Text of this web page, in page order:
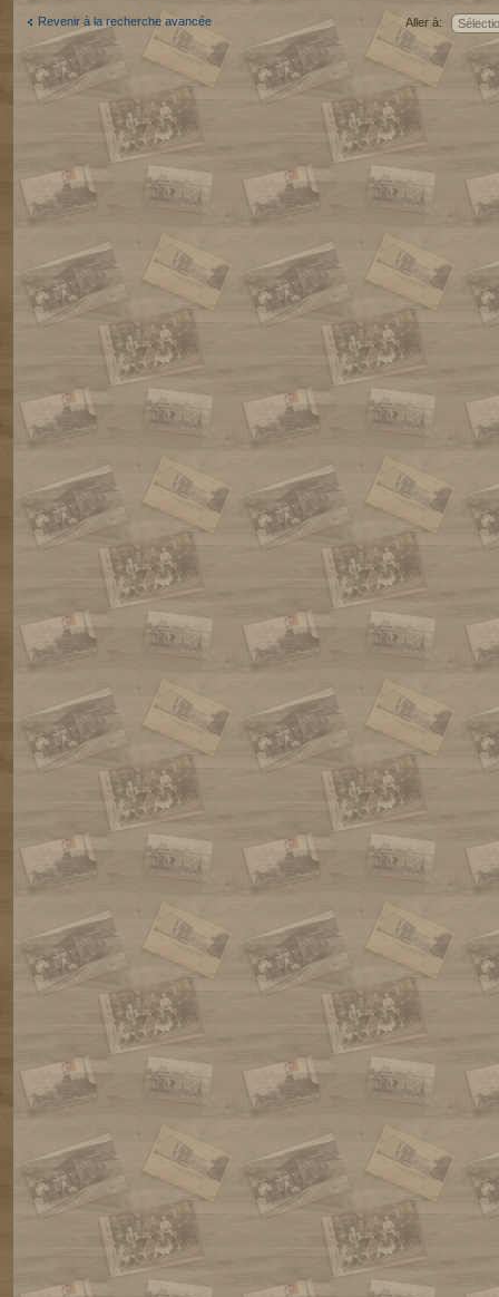
Revenir à la recherche avancée Aller à: